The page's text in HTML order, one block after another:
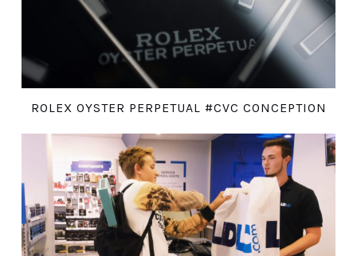
ROLEX OYSTER PERPETUAL #CVC CONCEPTION